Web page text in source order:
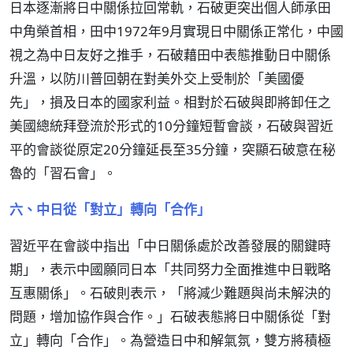
日本逐漸將日中關係拉回常軌，石破更突出個人師承田
中角榮首相，田中1972年9月實現日中關係正常化，中國
視之為中日友好之推手，石破藉田中表態推動日中關係
升溫，以防川普回朝在對美外交上受制於「美國優
先」，損及日本的國家利益。相對於石破與即將卸任之
美國總統拜登流於形式的10分鐘短暫會談，石破與習近
平的會談從原定20分鐘延長至35分鐘，突顯石破意在秘
魯的「習石會」。
六、中日從「對立」轉向「合作」
習近平在會談中指出「中日關係處於改善發展的關鍵時
期」，表示中國願同日本「共同努力全面推進中日戰略
互惠關係」。石破則表示，「將減少難題與尚未解決的
問題，增加協作與合作。」石破表態將日中關係從「對
立」轉向「合作」。為營造日中和解氣氛，雙方將積極